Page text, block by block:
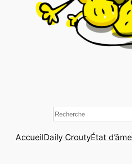
Rechercher
AccueilDaily CroutyÉtat d’âme